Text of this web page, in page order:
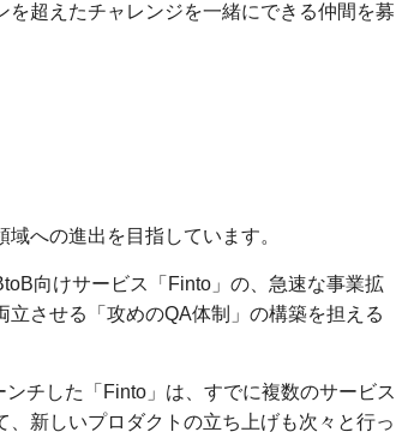
超えたチャレンジを一緒にできる仲間を募
への進出を目指しています。
向けサービス「Finto」の、急速な事業拡
させる「攻めのQA体制」の構築を担える
チした「Finto」は、すでに複数のサービス
新しいプロダクトの立ち上げも次々と行っ